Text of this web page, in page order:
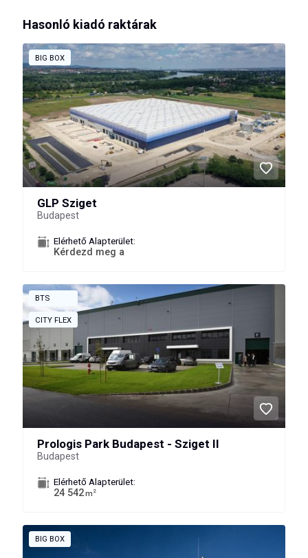
Hasonló kiadó raktárak
BIG BOX
GLP Sziget
Budapest
Elérhető Alapterület:
Kérdezd meg a
BTS
CITY FLEX
Prologis Park Budapest - Sziget II
Budapest
Elérhető Alapterület:
24 542m 2
BIG BOX